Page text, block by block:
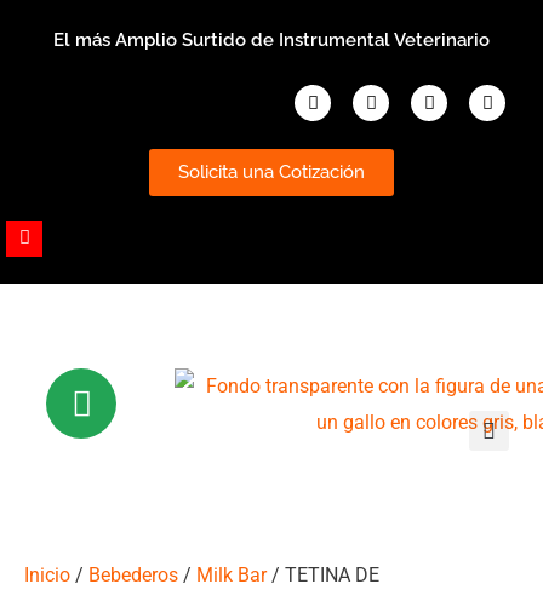
El más Amplio Surtido de Instrumental Veterinario
FacebookInstagramWhatsapp
Solicita una Cotización
Youtube
Inicio / Bebederos / Milk Bar/ TETINA DE